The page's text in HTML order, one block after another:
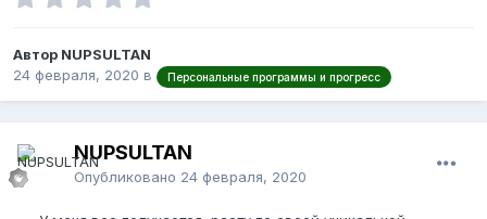
Автор NUPSULTAN
24 февраля, 2020 в Персональные программы и прогресс
NUPSULTAN
Опубликовано 24 февраля, 2020